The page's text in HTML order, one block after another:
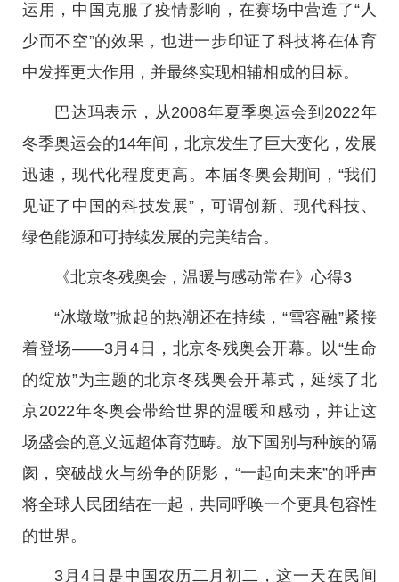
运用，中国克服了疫情影响，在赛场中营造了“人
少而不空”的效果，也进一步印证了科技将在体育
中发挥更大作用，并最终实现相辅相成的目标。
巴达玛表示，从2008年夏季奥运会到2022年
冬季奥运会的14年间，北京发生了巨大变化，发展
迅速，现代化程度更高。本届冬奥会期间，“我们
见证了中国的科技发展”，可谓创新、现代科技、
绿色能源和可持续发展的完美结合。
《北京冬残奥会，温暖与感动常在》心得3
“冰墩墩”掀起的热潮还在持续，“雪容融”紧接
着登场——3月4日，北京冬残奥会开幕。以“生命
的绽放”为主题的北京冬残奥会开幕式，延续了北
京2022年冬奥会带给世界的温暖和感动，并让这
场盛会的意义远超体育范畴。放下国别与种族的隔
阂，突破战火与纷争的阴影，“一起向未来”的呼声
将全球人民团结在一起，共同呼唤一个更具包容性
的世界。
3月4日是中国农历二月初二，这一天在民间